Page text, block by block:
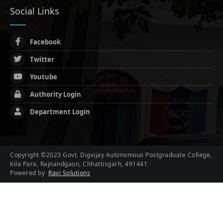
Social Links
Facebook
Twitter
Youtube
Authority Login
Department Login
Copyright ©2023 Govt. Digvijay Autonomous Postgraduate College,
Kila Para, Rajnandgaon, Chhattisgarh, 491441
Powered by Ravi Solutions